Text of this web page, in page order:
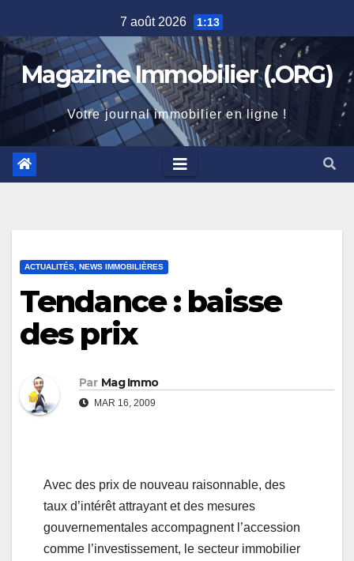
to
content
7 août 2026 1:13
Magazine Immobilier (.ORG)
Votre journal immobilier en ligne !
ACTUALITÉS, NEWS IMMOBILIÈRES
Tendance : baisse
des prix
Par Mag Immo
MAR 16, 2009
Avec des prix de nouveau raisonnable, des
taux d’intérêt attrayant et des mesures
gouvernementales accompagnent l’accession
comme l’investissement, le secteur immobilier